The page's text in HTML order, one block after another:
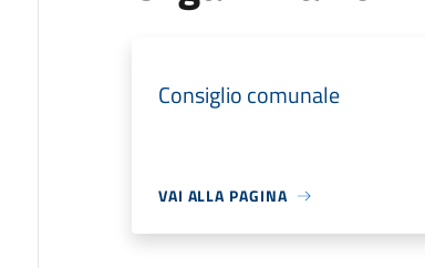
Consiglio comunale
VAI ALLA PAGINA